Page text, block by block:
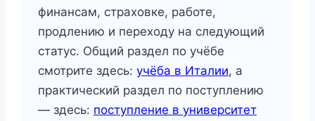
финансам, страховке, работе,
продлению и переходу на следующий
статус. Общий раздел по учёбе
смотрите здесь: учёба в Италии, а
практический раздел по поступлению
— здесь: поступление в университет